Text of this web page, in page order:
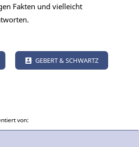
Fakten und vielleicht
GEBERT & SCHWARTZ
von: